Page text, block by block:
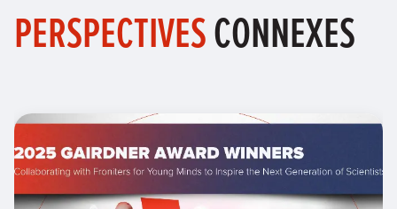
PERSPECTIVESCONNEXES